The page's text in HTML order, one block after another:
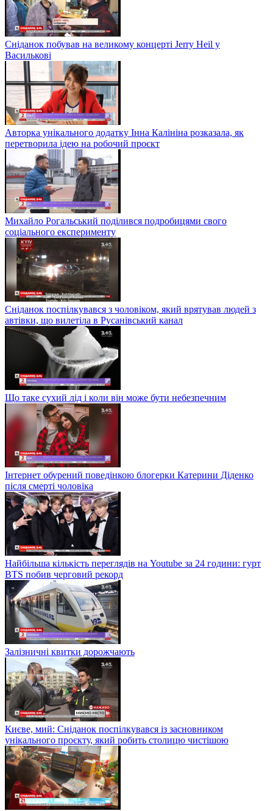
Сніданок побував на великому концерті Jerry Heil у
Василькові
Авторка унікального додатку Інна Калініна розказала, як
перетворила ідею на робочий проєкт
Михайло Рогальський поділився подробицями свого
соціального експерименту
Сніданок поспілкувався з чоловіком, який врятував людей з
автівки, що вилетіла в Русанівський канал
Що таке сухий лід і коли він може бути небезпечним
Інтернет обурений поведінкою блогерки Катерини Діденко
після смерті чоловіка
Найбільша кількість переглядів на Youtube за 24 години: гурт
BTS побив черговий рекорд
Залізничні квитки дорожчають
Києве, мий: Сніданок поспілкувався із засновником
унікального проєкту, який робить столицю чистішою